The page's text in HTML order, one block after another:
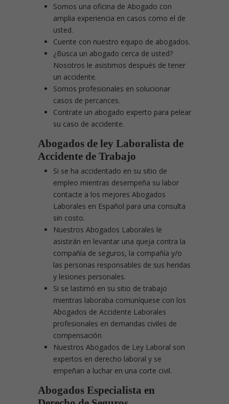
Somos una oficina de Abogado con
amplia experiencia en casos como el de
usted.
Cuente con nuestro equipo de abogados.
¿Busca un abogado cerca de usted?
Nosotros le asistimos después de tener
un accidente.
Somos profesionales en solucionar
casos de percances.
Contrate un abogado experto para pelear
su caso de accidente.
Abogados de ley Laboralista de
Accidente de Trabajo
Si se ha accidentado en su sitio de
empleo mientras desempeña su labor
contacte a los mejores Abogados
Laborales en Español para una consulta
sin costo.
Nuestros Abogados Laborales le
asistirán en levantar una queja contra la
compañía de seguros, la compañía y/o
las personas responsables de sus heridas
y lesiones personales.
Si se lastimó en su sitio de trabajo
mientras laboraba comuníquese con los
Abogados de Accidente Laborales
profesionales en demandas civiles de
compensación
Nuestros Abogados de Ley Laboral son
expertos en derecho laboral y se
empeñan a luchar en una corte civil.
Abogados Especialista en